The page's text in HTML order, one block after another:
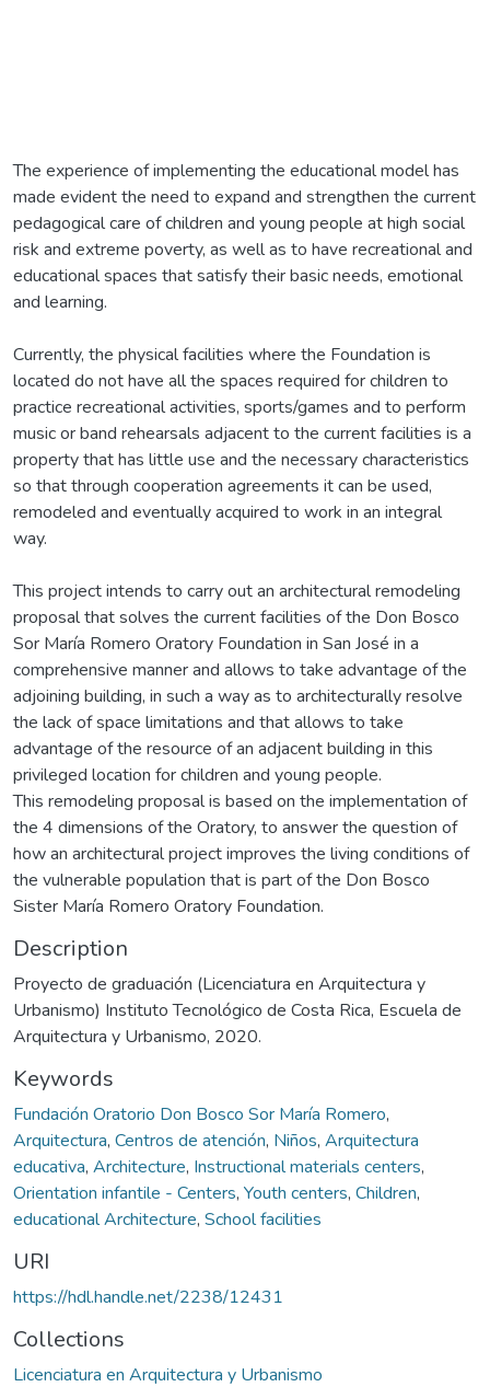
The experience of implementing the educational model has
made evident the need to expand and strengthen the current
pedagogical care of children and young people at high social
risk and extreme poverty, as well as to have recreational and
educational spaces that satisfy their basic needs, emotional
and learning.
Currently, the physical facilities where the Foundation is
located do not have all the spaces required for children to
practice recreational activities, sports/games and to perform
music or band rehearsals adjacent to the current facilities is a
property that has little use and the necessary characteristics
so that through cooperation agreements it can be used,
remodeled and eventually acquired to work in an integral
way.
This project intends to carry out an architectural remodeling
proposal that solves the current facilities of the Don Bosco
Sor María Romero Oratory Foundation in San José in a
comprehensive manner and allows to take advantage of the
adjoining building, in such a way as to architecturally resolve
the lack of space limitations and that allows to take
advantage of the resource of an adjacent building in this
privileged location for children and young people.
This remodeling proposal is based on the implementation of
the 4 dimensions of the Oratory, to answer the question of
how an architectural project improves the living conditions of
the vulnerable population that is part of the Don Bosco
Sister María Romero Oratory Foundation.
Description
Proyecto de graduación (Licenciatura en Arquitectura y
Urbanismo) Instituto Tecnológico de Costa Rica, Escuela de
Arquitectura y Urbanismo, 2020.
Keywords
Fundación Oratorio Don Bosco Sor María Romero,
Arquitectura, Centros de atención, Niños, Arquitectura
educativa, Architecture, Instructional materials centers,
Orientation infantile - Centers, Youth centers, Children,
educational Architecture, School facilities
URI
https://hdl.handle.net/2238/12431
Collections
Licenciatura en Arquitectura y Urbanismo